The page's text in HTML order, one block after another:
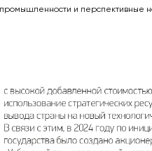
и перспективные